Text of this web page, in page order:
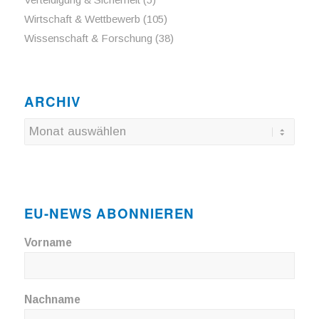
Wirtschaft & Wettbewerb (105)
Wissenschaft & Forschung (38)
ARCHIV
EU-NEWS ABONNIEREN
Vorname
Nachname